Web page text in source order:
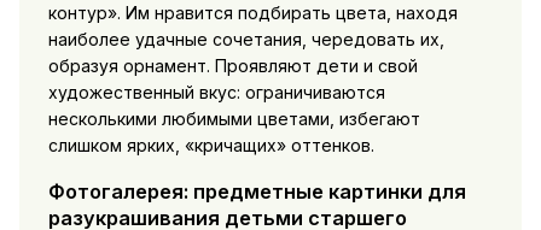
контур». Им нравится подбирать цвета, находя
наиболее удачные сочетания, чередовать их,
образуя орнамент. Проявляют дети и свой
художественный вкус: ограничиваются
несколькими любимыми цветами, избегают
слишком ярких, «кричащих» оттенков.
Фотогалерея: предметные картинки для
разукрашивания детьми старшего